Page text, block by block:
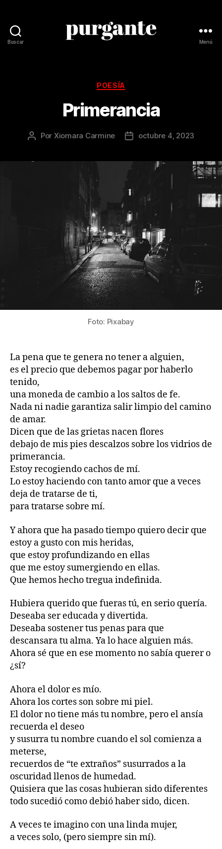
Buscar Menú
Categorías
POESÍA
Primerancia
Autor
Por Xiomara Carmine
Fecha
publicación
octubre 4, 2023
Foto: Pixabay
La pena que te genera no tener a alguien,
es el precio que debemos pagar por haberlo
tenido,
una moneda de cambio a los saltos de fe.
Nada ni nadie garantiza salir limpio del camino
de amar.
Dicen que de las grietas nacen flores
debajo de mis pies descalzos sobre los vidrios de
primerancia.
Estoy recogiendo cachos de mí.
Lo estoy haciendo con tanto amor que a veces
deja de tratarse de ti,
para tratarse sobre mí.
Y ahora que ha pasado tiempo quiero decir que
estoy a gusto con mis heridas,
que estoy profundizando en ellas
que me estoy sumergiendo en ellas.
Que hemos hecho tregua indefinida.
Hubiera querido que fueras tú, en serio quería.
Deseaba ser educada y divertida.
Deseaba sostener tus penas para que
descansara tu alma. Ya lo hace alguien más.
Ahora sé que en ese momento no sabía querer o
¿sí?
Ahora el dolor es mío.
Ahora los cortes son sobre mi piel.
El dolor no tiene más tu nombre, pero el ansía
recuerda el deseo
y susurra tu nombre cuando el sol comienza a
meterse,
recuerdos de “te extraños” susurrados a la
oscuridad llenos de humedad.
Quisiera que las cosas hubieran sido diferentes
todo sucedió como debió haber sido, dicen.
A veces te imagino con una linda mujer,
a veces solo, (pero siempre sin mí).